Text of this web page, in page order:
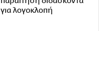
για λογοκλοπή